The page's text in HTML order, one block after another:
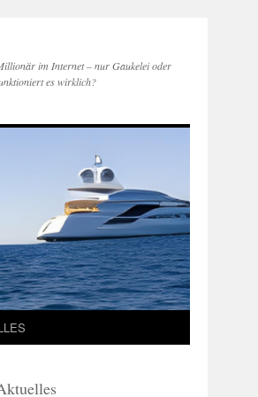
im Internet – nur Gaukelei oder
es wirklich?